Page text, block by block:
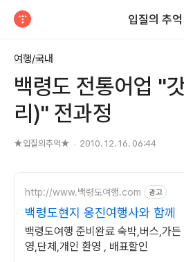
입질의 추억
여행/국내
백령도 전통어업 "
리)" 전과정
★입질의추억★ 2010. 12. 16. 06:44
http://www.백령도여행.com 광고
백령도현지 옹진여행사와 함께
백령도여행 준비완료 숙박,버스,가든
영,단체,개인 환영 , 배표할인